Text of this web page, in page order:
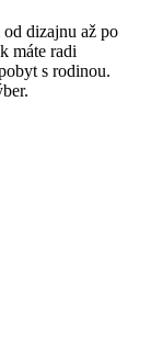
dizajnu až po
máte radi
s rodinou.